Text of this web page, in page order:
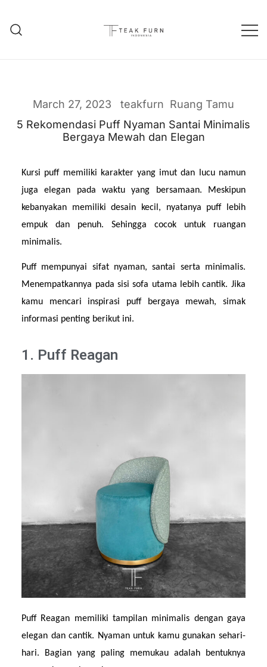
March 27, 2023 teakfurn Ruang Tamu
5 Rekomendasi Puff Nyaman Santai Minimalis
Bergaya Mewah dan Elegan
Kursi puff memiliki karakter yang imut dan lucu namun
juga elegan pada waktu yang bersamaan. Meskipun
kebanyakan memiliki desain kecil, nyatanya puff lebih
empuk dan penuh. Sehingga cocok untuk ruangan
minimalis.
Puff mempunyai sifat nyaman, santai serta minimalis.
Menempatkannya pada sisi sofa utama lebih cantik. Jika
kamu mencari inspirasi puff bergaya mewah, simak
informasi penting berikut ini.
1. Puff Reagan
Puff Reagan memiliki tampilan minimalis dengan gaya
elegan dan cantik. Nyaman untuk kamu gunakan sehari-
hari. Bagian yang paling memukau adalah bentuknya